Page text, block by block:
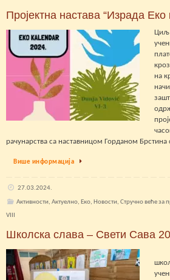
Пројектна настава “Израда Еко
Циљ
на
рачунарства са наставницом Горданом
Више информација
27.03.2024.
Активности, Актуелно, Еко, Новости, Стручно веће за
VIII
Школска слава – Свети Сава